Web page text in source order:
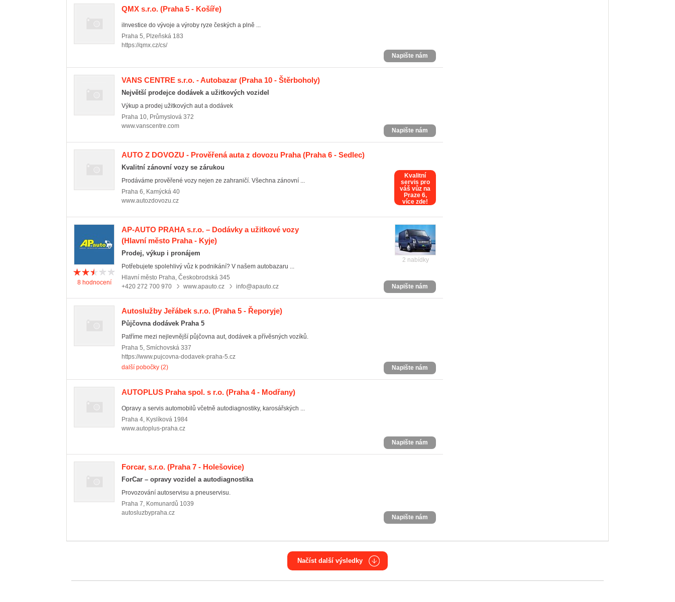
QMX s.r.o. (Praha 5 - Košíře)
iInvestice do vývoje a výroby ryze českých a plně ...
Praha 5, Plzeňská 183
https://qmx.cz/cs/
Napište nám
VANS CENTRE s.r.o. - Autobazar (Praha 10 - Štěrboholy)
Největší prodejce dodávek a užitkových vozidel
Výkup a prodej užitkových aut a dodávek
Praha 10, Průmyslová 372
www.vanscentre.com
Napište nám
AUTO Z DOVOZU - Prověřená auta z dovozu Praha(Praha 6 - Sedlec)
Kvalitní zánovní vozy se zárukou
Prodáváme prověřené vozy nejen ze zahraničí. Všechna zánovní ...
Praha 6, Kamýcká 40
www.autozdovozu.cz
Kvalitní
servis pro
váš vůz na
Praze 6,
více zde!
AP-AUTO PRAHA s.r.o. – Dodávky a užitkové vozy
(Hlavní město Praha - Kyje)
Prodej, výkup i pronájem
8hodnocení
Potřebujete spolehlivý vůz k podnikání? V našem autobazaru ...
Hlavní město Praha, Českobrodská 345
+420 272 700 970
www.apauto.cz info@apauto.cz
2 nabídky
Napište nám
Autoslužby Jeřábek s.r.o. (Praha 5 - Řeporyje)
Půjčovna dodávek Praha 5
Patříme mezi nejlevnější půjčovna aut, dodávek a přívěsných vozíků.
Praha 5, Smíchovská 337
https://www.pujcovna-dodavek-praha-5.cz
další pobočky (2)
Napište nám
AUTOPLUS Praha spol. s r.o. (Praha 4 - Modřany)
Opravy a servis automobilů včetně autodiagnostiky, karosářských ...
Praha 4, Kyslíková 1984
www.autoplus-praha.cz
Napište nám
Forcar, s.r.o. (Praha 7 - Holešovice)
ForCar – opravy vozidel a autodiagnostika
Provozování autoservisu a pneuservisu.
Praha 7, Komunardů 1039
autosluzbypraha.cz
Napište nám
Načíst další výsledky